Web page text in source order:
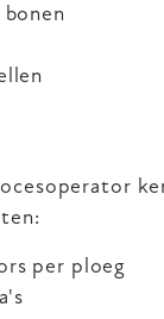
per ploeg